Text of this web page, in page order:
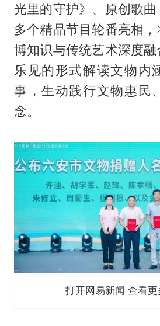
光里的守护》、原创歌曲
多个精品节目轮番亮相
博知识与传统艺术深度
乐见的形式解读文物内
事，生动践行文物惠民
念。
打开网易新闻 查看